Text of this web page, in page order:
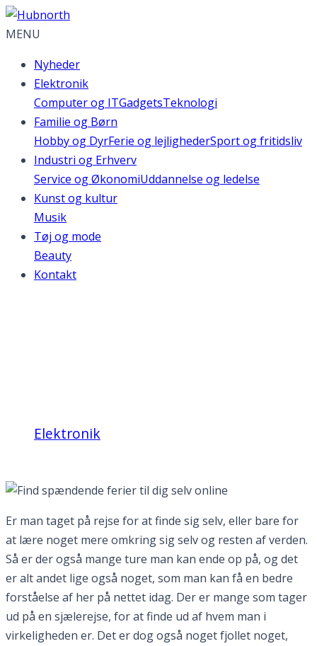
MENU
Nyheder
Elektronik
Computer og ITGadgetsTeknologi
Familie og Børn
Hobby og DyrFerie og lejlighederSport og fritidsliv
Industri og Erhverv
Service og ØkonomiUddannelse og ledelse
Kunst og kultur
Musik
Tøj og mode
Beauty
Kontakt
Elektronik
Er man taget på rejse for at finde sig selv, eller bare for
at lære noget mere omkring sig selv og resten af verden.
Så er der også mange ture man kan ende op på, og det
er alt andet lige også noget, som man kan få en bedre
forståelse af her på nettet idag. Der er mange som tager
ud på en sjælerejse, for at finde ud af hvem man i
virkeligheden er. Det er dog også noget fjollet noget,